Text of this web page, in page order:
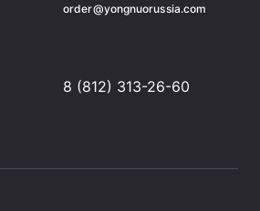
order@yongnuorussia.com
8 (812) 313-26-60